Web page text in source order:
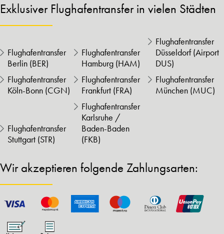
Exklusiver Flughafentransfer in vielen Städten
Flughafentransfer
Berlin (BER)
Flughafentransfer
Hamburg (HAM)
Flughafentransfer
Düsseldorf (Airport
DUS)
Flughafentransfer
Köln-Bonn (CGN)
Flughafentransfer
Frankfurt (FRA)
Flughafentransfer
München (MUC)
Flughafentransfer
Stuttgart (STR)
Flughafentransfer
Karlsruhe /
Baden-Baden
(FKB)
Wir akzeptieren folgende Zahlungsarten: